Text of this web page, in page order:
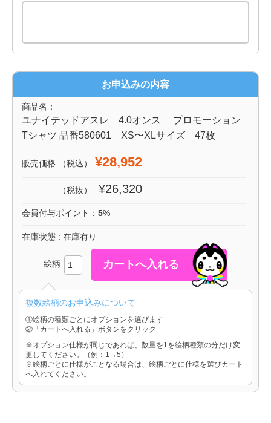
お申込みの内容
商品名：
ユナイテッドアスレ 4.0オンス プロモーション
Tシャツ 品番580601 XS〜XLサイズ 47枚
販売価格 （税込） ¥28,952
（税抜） ¥26,320
会員付与ポイント： 5%
在庫状態 : 在庫有り
絵柄
複数絵柄のお申込みについて
①絵柄の種類ごとにオプションを選びます
②「カートへ入れる」ボタンをクリック
※オプション仕様が同じであれば、数量を1を絵柄種類の分だけ変
更してください。（例：1→5）
※絵柄ごとに仕様がことなる場合は、絵柄ごとに仕様を選びカート
へ入れてください。